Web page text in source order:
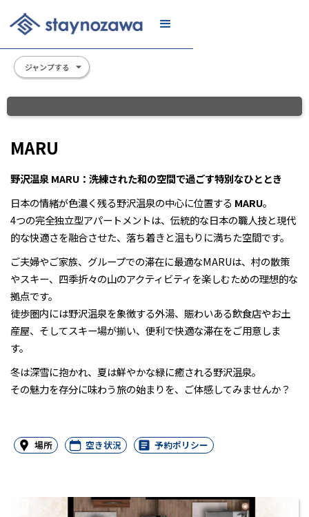
MARU
野沢温泉 MARU：洗練された和の空間で過ごす特別なひととき
日本の情緒が色濃く残る野沢温泉の中心に位置する MARU。
4つの完全独立型アパートメントは、伝統的な日本の職人技と現代
的な快適さを融合させた、落ち着きと温もりに満ちた空間です。
ご夫婦やご家族、グループでの滞在に最適なMARUは、村の散策
やスキー、四季折々の山のアクティビティを楽しむための理想的な
拠点です。
徒歩圏内には野沢温泉を象徴する外湯、賑わいある飲食店やお土
産屋、そしてスキー場が揃い、便利で快適な滞在をご用意しま
す。
冬は深雪に抱かれ、夏は鮮やかな緑に癒される野沢温泉。
その魅力を存分に味わう旅の始まりを、ご体感してみませんか？
場所 空き状況 予約ポリシー
ジャンプする